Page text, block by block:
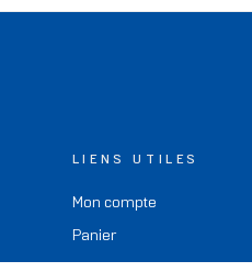
LIENS UTILES
Mon compte
Panier